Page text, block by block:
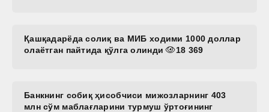
Қашқадарёда солиқ ва МИБ ходими 1000 доллар
олаётган пайтида қўлга олинди
18 369
Банкнинг собиқ ҳисобчиси мижозларнинг 403
млн сўм маблағларини турмуш ўртоғининг